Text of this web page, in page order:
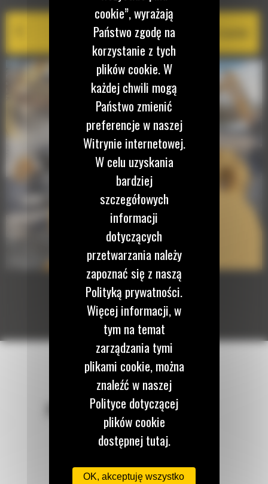
Cat PL161 Attachment Locator
POZOSTAŃMY W KONTAKCIE
cookie”, wyrażają
Państwo zgodę na
korzystanie z tych
plików cookie. W
każdej chwili mogą
Państwo zmienić
preferencje w naszej
Witrynie internetowej.
W celu uzyskania
bardziej
szczegółowych
informacji
dotyczących
przetwarzania należy
zapoznać się z naszą
Polityką prywatności.
Więcej informacji, w
tym na temat
zarządzania tymi
plikami cookie, można
znaleźć w naszej
Polityce dotyczącej
plików cookie
dostępnej tutaj.
OK, akceptuję wszystko